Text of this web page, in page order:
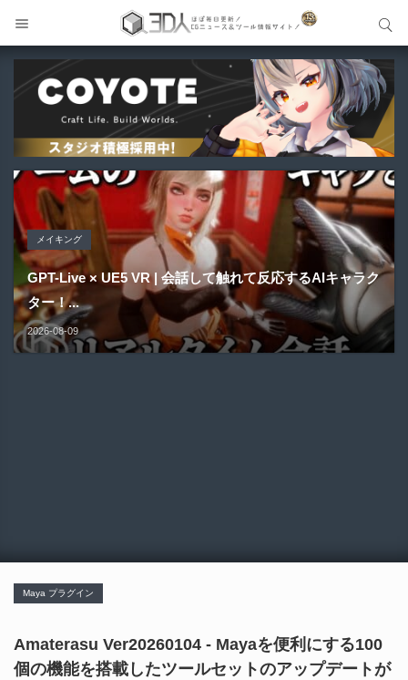
メイキング
GPT-Live × UE5 VR | 会話して触れて反応するAIキャラク
ター！...
2026-08-09
Blender アドオン
HairStyler | Blender向けヘアー作成支援アドオンが新登
場！
2026-08-09
Blender アドオン
Buldozer | Blender向けリトポロジーツールセットアドオ
ン！
2026-08-09
Maya プラグイン
Gizmify Media Plane 2 | MP4・AVI・MKV・MOVな...
2026-08-08
Unreal Engine アセット
Material Parameter Manager | Unreal Engi...
2026-08-07
Maya プラグイン
Amaterasu Ver20260104 - Mayaを便利にする100
個の機能を搭載したツールセットのアップデートが
サイト内検索